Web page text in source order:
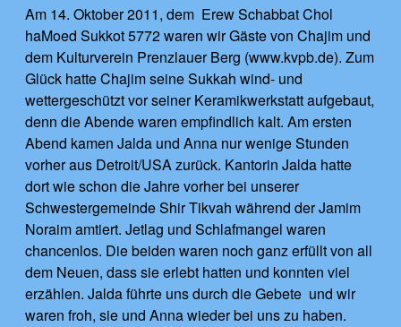
Am 14. Oktober 2011, dem Erew Schabbat Chol
haMoed Sukkot 5772 waren wir Gäste von Chajim und
dem Kulturverein Prenzlauer Berg (www.kvpb.de). Zum
Glück hatte Chajim seine Sukkah wind- und
wettergeschützt vor seiner Keramikwerkstatt aufgebaut,
denn die Abende waren empfindlich kalt. Am ersten
Abend kamen Jalda und Anna nur wenige Stunden
vorher aus Detroit/USA zurück. Kantorin Jalda hatte
dort wie schon die Jahre vorher bei unserer
Schwestergemeinde Shir Tikvah während der Jamim
Noraim amtiert. Jetlag und Schlafmangel waren
chancenlos. Die beiden waren noch ganz erfüllt von all
dem Neuen, dass sie erlebt hatten und konnten viel
erzählen. Jalda führte uns durch die Gebete und wir
waren froh, sie und Anna wieder bei uns zu haben.